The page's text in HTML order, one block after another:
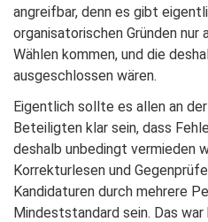
angreifbar, denn es gibt
organisatorischen Gründen nur
Wählen kommen, und die
ausgeschlossen wären.
Eigentlich sollte es allen an
Beteiligten klar sein, dass
deshalb unbedingt vermieden
Korrekturlesen und
Kandidaturen durch mehrere
Mindeststandard sein. Das